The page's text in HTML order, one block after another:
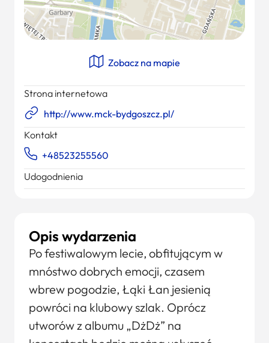
Opis wydarzenia
Po festiwalowym lecie, obfitującym w
mnóstwo dobrych emocji, czasem
wbrew pogodzie, Łąki Łan jesienią
powróci na klubowy szlak. Oprócz
utworów z albumu „DżDż” na
Zobacz na mapie
Strona internetowa
http://www.mck-bydgoszcz.pl/
Kontakt
+48523255560
Udogodnienia